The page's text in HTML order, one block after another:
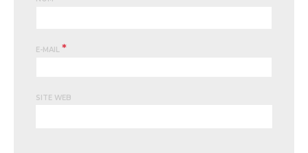
E-MAIL *
SITE WEB